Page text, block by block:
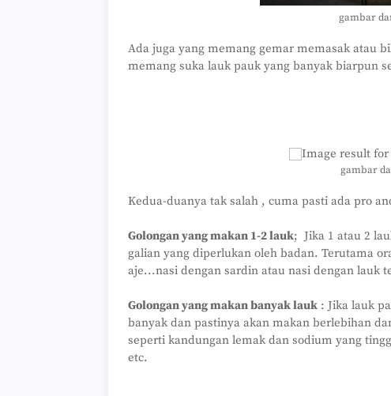
gambar
Ada juga yang memang gemar memasak atau
memang suka lauk pauk yang banyak biarpun
gambar
Kedua-duanya tak salah , cuma pasti ada pro
Golongan yang makan 1-2 lauk; Jika 1 atau 2
galian yang diperlukan oleh badan. Terutama
aje...nasi dengan sardin atau nasi dengan lauk
Golongan yang makan banyak lauk : Jika lauk
banyak dan pastinya akan makan berlebihan
seperti kandungan lemak dan sodium yang
etc.